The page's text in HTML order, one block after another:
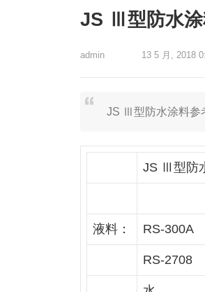
JS Ⅲ型防水涂
admin 13 5 月, 2018
JS Ⅲ型防水涂料
JS Ⅲ型防
液料： RS-300A
RS-2708